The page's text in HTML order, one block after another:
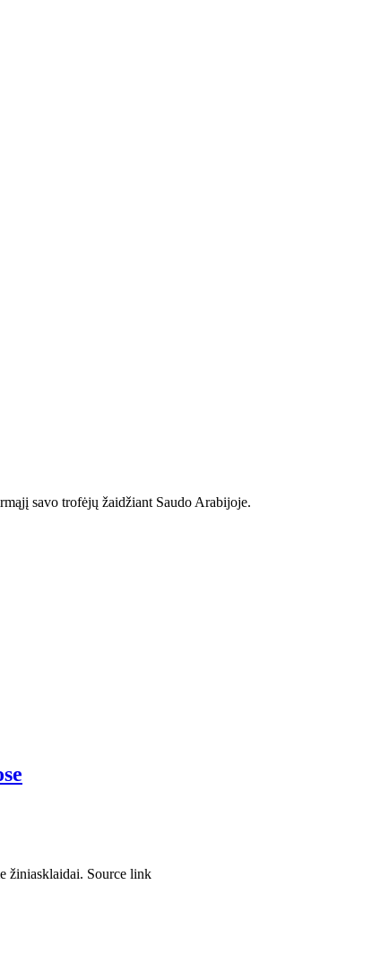
savo trofėjų žaidžiant Saudo Arabijoje.
žiniasklaidai. Source link